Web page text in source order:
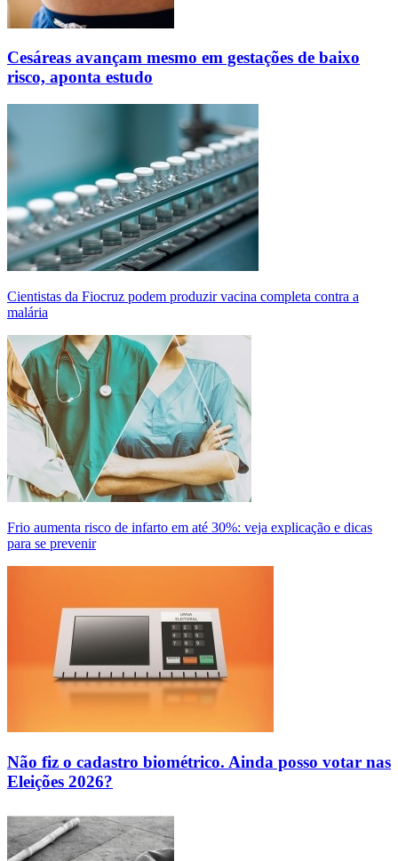
Cesáreas avançam mesmo em gestações de baixo
risco, aponta estudo
Cientistas da Fiocruz podem produzir vacina completa contra a
malária
Frio aumenta risco de infarto em até 30%: veja explicação e dicas
para se prevenir
Não fiz o cadastro biométrico. Ainda posso votar nas
Eleições 2026?